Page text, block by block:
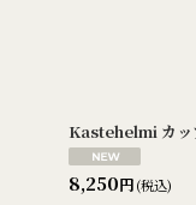
Kastehelmi カッ
8,250円(税込)